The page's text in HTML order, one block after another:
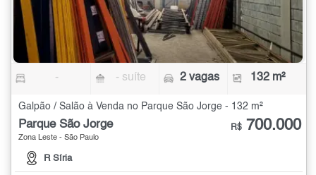
- - suíte 2 vagas 132 m²
Galpão / Salão à Venda no Parque São Jorge - 132 m²
Parque São Jorge
Zona Leste - São Paulo
R Síria
R$ 700.000